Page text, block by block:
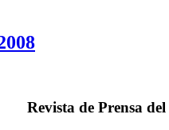
Revista de Prensa del